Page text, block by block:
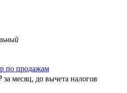
по продажам
за месяц, до вычета налогов